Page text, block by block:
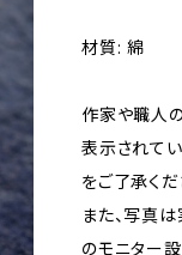
材質: 綿
作家や職人
表示されて
をご了承くだ
また、写真
のモニター